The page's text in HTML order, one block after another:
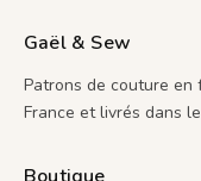
Gaël & Sew
Patrons de couture en
France et livrés dans